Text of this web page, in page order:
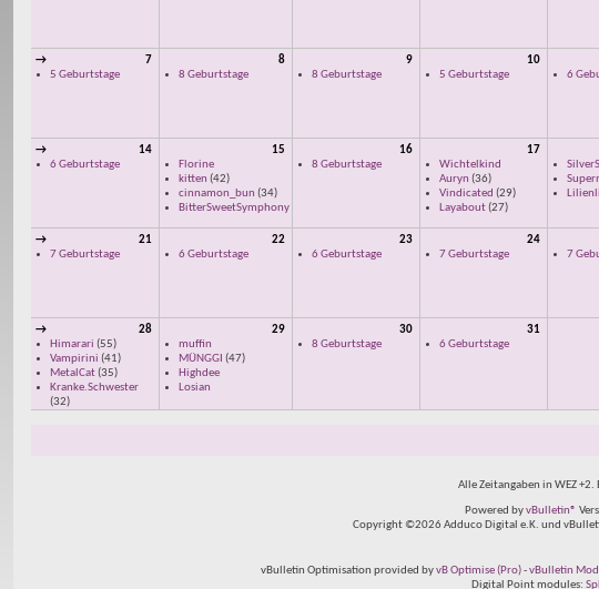
→
7
5 Geburtstage
8
8 Geburtstage
9
8 Geburtstage
10
5 Geburtstage
6
→
14
6 Geburtstage
15
Florine
kitten (42)
cinnamon_bun (34)
BitterSweetSymphony
16
8 Geburtstage
17
Wichtelkind
Auryn (36)
Vindicated (29)
Layabout(27)
→
21
7 Geburtstage
22
6 Geburtstage
23
6 Geburtstage
24
7 Geburtstage
7
→
28
Himarari (55)
Vampirini (41)
MetalCat(35)
Kranke.Schwester
(32)
29
muffin
MÜNGGI (47)
Highdee
Losian
30
8 Geburtstage
31
6 Geburtstage
Alle Zeitangaben in WEZ +2.
Powered byvBulletin®
Copyright ©2026 Adduco Digital e.K. und
vBulletin Optimisation provided byvB Optimise (Pro)-vBulletin
Digital Point modules: